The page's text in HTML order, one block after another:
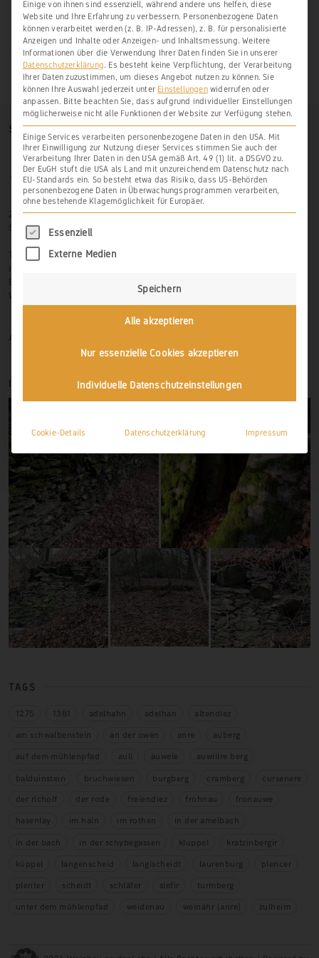
SO FINDEN SIE UNS
Zur Hasenlay 10
56379 Scheidt
Tel.: 06439-326 523
Email: info@weinbau-an-der-lahn.de
Web:
www.weinbau-an-der-lahn.de
Anmelden
IMPRESSIONEN
TAGS
1275 1381 adelhahn adelhan
altendiez
am schwalbenstein
an der owen anre
auberg
auf dem mühlenpfad
aull auwele
auwiilre berg
balduinstein
bruchwiesen burgberg cramberg
cursenere
der richolf
der rode freiendiez frohnau
fronauwe
hasenlay
im hain im rothen
in der amelbach
in der bach
in der schybegassen kluppel
kratzinbergir
küppel
langenscheid langischeidt laurenburg
plencer
plenter
scheidt schläfer slefir
turmberg
unter dem mühlenpfad
weidenau weinähr (anre) zulheim
Einige von ihnen sind essenziell, während andere uns helfen, diese
Website und Ihre Erfahrung zu verbessern. Personenbezogene Daten
können verarbeitet werden (z. B. IP-Adressen), z. B. für personalisierte
Anzeigen und Inhalte oder Anzeigen- und Inhaltsmessung. Weitere
Informationen über die Verwendung Ihrer Daten finden Sie in unserer
Datenschutzerklärung. Es besteht keine Verpflichtung, der Verarbeitung
Ihrer Daten zuzustimmen, um dieses Angebot nutzen zu können. Sie
können Ihre Auswahl jederzeit unter Einstellungenwiderrufen oder
anpassen. Bitte beachten Sie, dass aufgrund individueller Einstellungen
möglicherweise nicht alle Funktionen der Website zur Verfügung stehen.
Einige Services verarbeiten personenbezogene Daten in den USA. Mit
Ihrer Einwilligung zur Nutzung dieser Services stimmen Sie auch der
Verarbeitung Ihrer Daten in den USA gemäß Art. 49 (1) lit. a DSGVO zu.
Der EuGH stuft die USA als Land mit unzureichendem Datenschutz nach
EU-Standards ein. So besteht etwa das Risiko, dass US-Behörden
personenbezogene Daten in Überwachungsprogrammen verarbeiten,
ohne bestehende Klagemöglichkeit für Europäer.
Es folgt eine Liste der Service-Gruppen, für
Essenziell
Externe Medien
Speichern
Alle akzeptieren
Nur essenzielle Cookies akzeptieren
Individuelle Datenschutzeinstellungen
Cookie-Details Datenschutzerklärung Impressum